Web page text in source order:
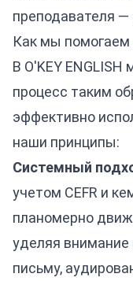
преподавателя
Как мы помогаем
В O'KEY
процесс таким
эффективно
наши принципы:
Системный
учетом CEFR и
планомерно
уделяя
письму,